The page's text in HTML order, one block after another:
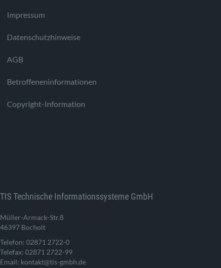
Impressum
Datenschutzhinweise
AGB
Betroffeneninformationen
Copyright-Information
TIS Technische Informationssysteme GmbH
Müller-Armack-Str.8
46397 Bocholt
Telefon: 02871 2722-0
Telefax: 02871 2722-99
Email: kontakt@tis-gmbh.de